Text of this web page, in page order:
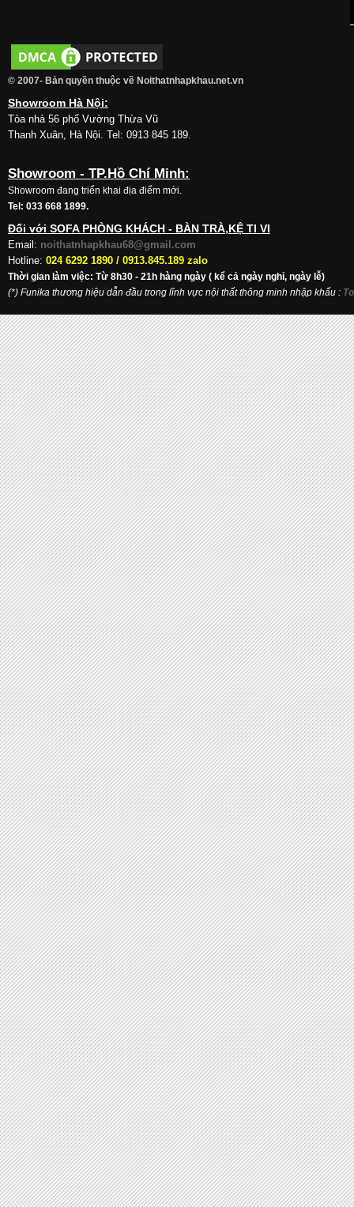
© 2007- Bản quyền thuộc về Noithatnhapkhau.net.vn
Showroom Hà Nội:
Tòa nhà 56 phố Vường Thừa Vũ
Thanh Xuân, Hà Nội. Tel: 0913 845 189.
Showroom - TP.Hồ Chí Minh:
Showroom đang triển khai địa điểm mới.
Tel: 033 668 1899.
Đối với SOFA PHÒNG KHÁCH - BÀN TRÀ,KỆ TI VI
Email: noithatnhapkhau68@gmail.com
Hotline: 024 6292 1890 / 0913.845.189 zalo
Thời gian làm việc: Từ 8h30 - 21h hàng ngày ( kể cả ngày nghỉ, ngày lễ)
(*) Funika thương hiệu dẫn đầu trong lĩnh vực nội thất thông minh nhập khẩu :